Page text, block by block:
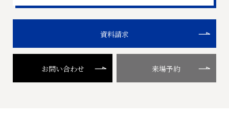
資料請求
お問い合わせ 来場予約